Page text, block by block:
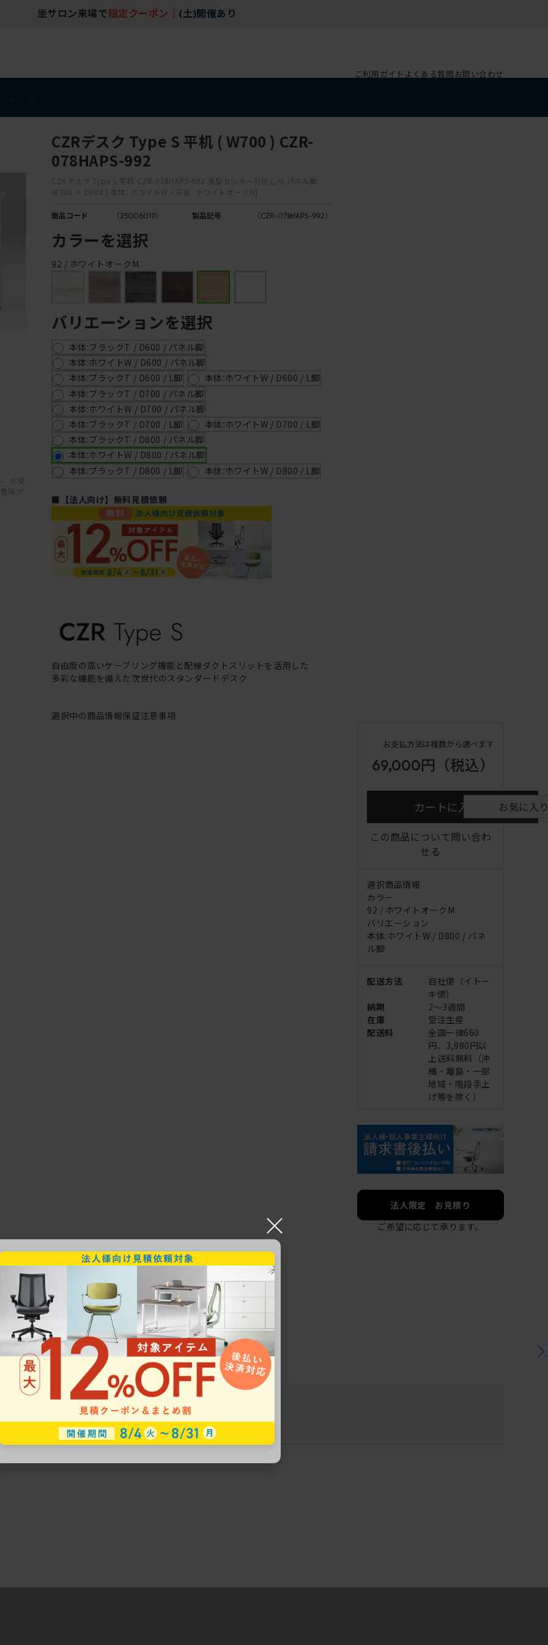
坐サロン来場で 限定クーポン (土)開催あり
ご利用ガイド よくある質問お問い合わせ
お使
味が
CZRデスク Type S 平机 ( W700 ) CZR-
078HAPS-992
CZRデスク Type S 平机 CZR-078HAPS-992 浅型センター引出し付 パネル脚
W700 × D800 [ 本体: ホワイトW・天板: ホワイトオークM]
商品コード （25006019） 製品記号 （CZR-078HAPS-992）
カラーを選択
92 / ホワイトオークM
バリエーションを選択
本体:ブラックT / D600 / パネル脚
本体:ホワイトW / D600 / パネル脚
本体:ブラックT / D600 / L脚
本体:ホワイトW / D600 / L脚
本体:ブラックT / D700 / パネル脚
本体:ホワイトW / D700 / パネル脚
本体:ブラックT / D700 / L脚
本体:ホワイトW / D700 / L脚
本体:ブラックT / D800 / パネル脚
本体:ホワイトW / D800 / パネル脚
本体:ブラックT / D800 / L脚
本体:ホワイトW / D800 / L脚
■【法人向け】無料見積依頼
自由度の高いケーブリング機能と配線ダクトスリットを活用した
多彩な機能を備えた次世代のスタンダードデスク
選択中の商品情報保証注意事項
お支払方法は複数から選べます
69,000円 （税込）
カートに入れる お気に入
この商品について問い合わ
せる
選択商品情報
カラー
92 / ホワイトオークM
バリエーション
本体:ホワイトW / D800 / パネ
ル脚
配送方法
自社便（イトー
キ便）
納期
2～3週間
在庫
受注生産
配送料
全国一律660
円、3,980円以
上送料無料（沖
縄・離島・一部
地域・階段手上
げ等を除く）
法人限定 お見積り
ご希望に応じて承ります。
×